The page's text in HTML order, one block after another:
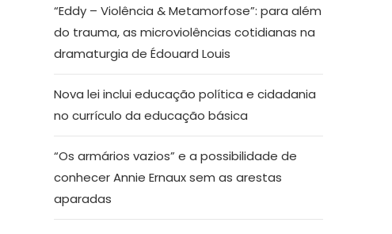
“Eddy – Violência & Metamorfose”: para além
do trauma, as microviolências cotidianas na
dramaturgia de Édouard Louis
Nova lei inclui educação política e cidadania
no currículo da educação básica
“Os armários vazios” e a possibilidade de
conhecer Annie Ernaux sem as arestas
aparadas